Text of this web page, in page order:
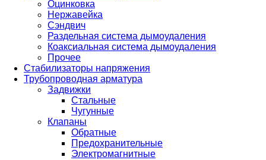
Оцинковка
Нержавейка
Сэндвич
Раздельная система дымоудаления
Коаксиальная система дымоудаления
Прочее
Стабилизаторы напряжения
Трубопроводная арматура
Задвижки
Стальные
Чугунные
Клапаны
Обратные
Предохранительные
Электромагнитные